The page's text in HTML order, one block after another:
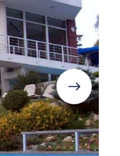
Япония
Смотреть все